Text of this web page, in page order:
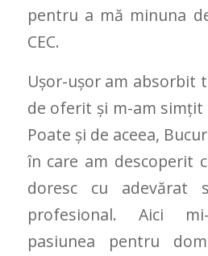
pentru a mă minuna
CEC.
Ușor-ușor am absorbit
de oferit și m-am simțit
Poate și de aceea,
în care am descoperit
doresc cu adevărat
profesional. Aici
pasiunea pentru